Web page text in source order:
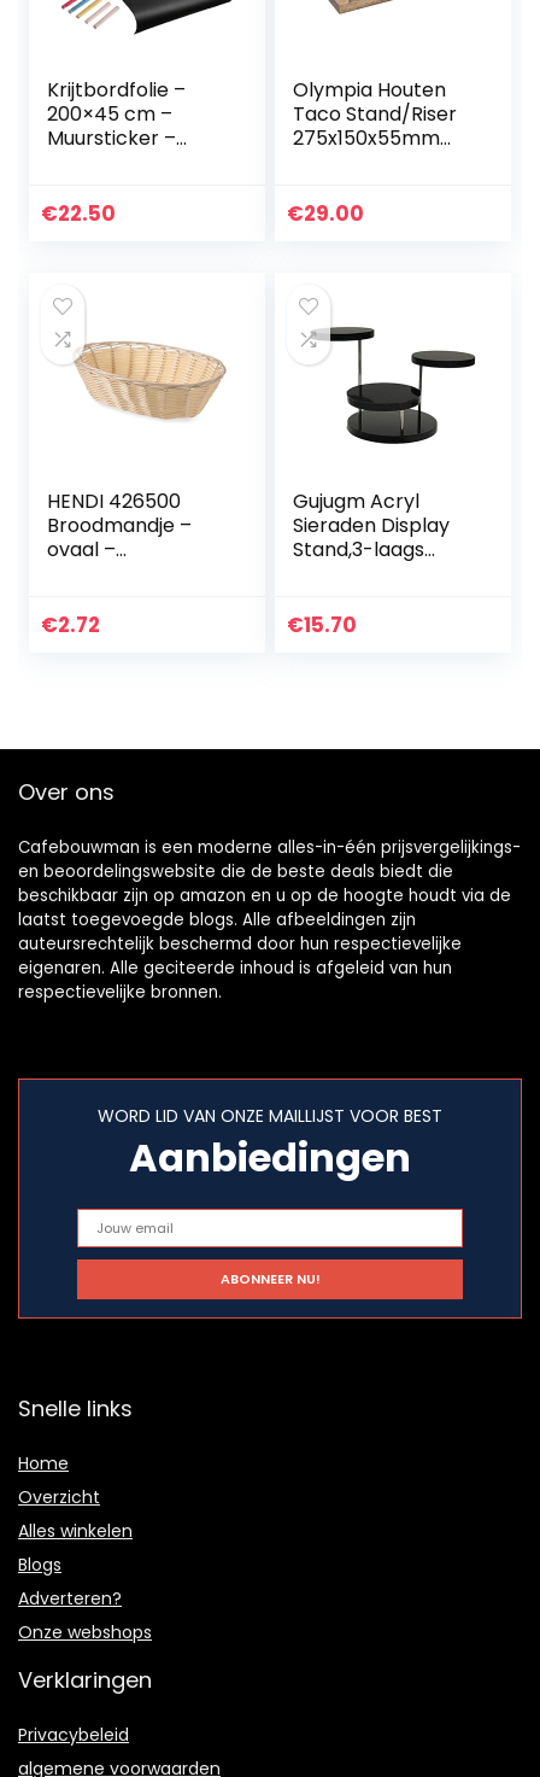
Krijtbordfolie –
200×45 cm –
Muursticker –
€22.50
Olympia Houten
Taco Stand/Riser
275x150x55mm
€29.00
HENDI 426500
Broodmandje –
ovaal –
€2.72
Gujugm Acryl
Sieraden Display
Stand,3-laags
Display
€15.70
Over ons
Cafebouwman is een moderne alles-in-één prijsvergelijkings-
en beoordelingswebsite die de beste deals biedt die
beschikbaar zijn op amazon en u op de hoogte houdt via de
laatst toegevoegde blogs. Alle afbeeldingen zijn
auteursrechtelijk beschermd door hun respectievelijke
eigenaren. Alle geciteerde inhoud is afgeleid van hun
respectievelijke bronnen.
WORD LID VAN ONZE MAILLIJST VOOR BEST
Aanbiedingen
Snelle links
Home
Overzicht
Alles winkelen
Blogs
Adverteren?
Onze webshops
Verklaringen
Privacybeleid
algemene voorwaarden